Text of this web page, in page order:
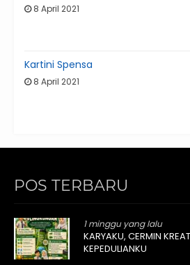
8 April 2021
Kartini Spensa
8 April 2021
POS TERBARU
1 minggu yang lalu
KARYAKU, CERMIN
KEPEDULIANKU